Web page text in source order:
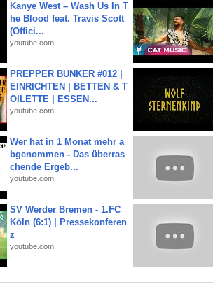
Kanye West – Wash Us In T
he Blood feat. Travis Scott
(Offici...
youtube.com
PREPPER BUNKER #012 |
EINRICHTEN | BETTEN & T
OILETTE | ESSEN...
youtube.com
Wer hat in 1 Monat mehr a
bgenommen - Das überras
chende Ergeb...
youtube.com
SV Werder Bremen - 1.FC
Köln (6:1) | Pressekonferen
z
youtube.com